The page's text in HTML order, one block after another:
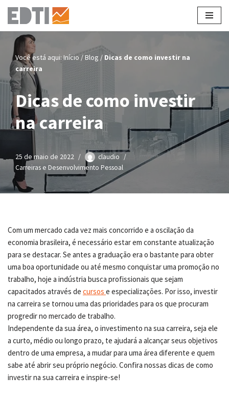
Pular
para
conteúdo
Você está aqui:Início /Blog / Dicas de como investir na
carreira
Dicas de como investir
na carreira
25 de maio de 2022
claudio
Carreiras e Desenvolvimento Pessoal
Com um mercado cada vez mais concorrido e a oscilação da
economia brasileira, é necessário estar em constante atualização
para se destacar. Se antes a graduação era o bastante para obter
uma boa oportunidade ou até mesmo conquistar uma promoção no
trabalho, hoje a indústria busca profissionais que sejam
capacitados através de cursos e especializações. Por isso, investir
na carreira se tornou uma das prioridades para os que procuram
progredir no mercado de trabalho.
Independente da sua área, o investimento na sua carreira, seja ele
a curto, médio ou longo prazo, te ajudará a alcançar seus objetivos
dentro de uma empresa, a mudar para uma área diferente e quem
sabe até abrir seu próprio negócio. Confira nossas dicas de como
investir na sua carreira e inspire-se!